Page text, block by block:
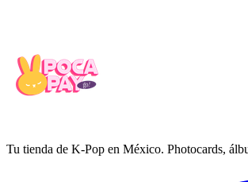
Tu tienda de K-Pop en México. Photocards,